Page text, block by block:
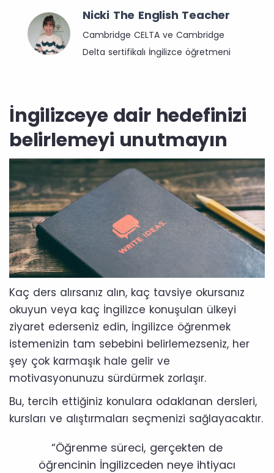
Nicki The English Teacher
Cambridge CELTA ve Cambridge
Delta sertifikalı İngilizce öğretmeni
İngilizceye dair hedefinizi
belirlemeyi unutmayın
Kaç ders alırsanız alın, kaç tavsiye okursanız
okuyun veya kaç İngilizce konuşulan ülkeyi
ziyaret ederseniz edin, İngilizce öğrenmek
istemenizin tam sebebini belirlemezseniz, her
şey çok karmaşık hale gelir ve
motivasyonunuzu sürdürmek zorlaşır.
Bu, tercih ettiğiniz konulara odaklanan dersleri,
kursları ve alıştırmaları seçmenizi sağlayacaktır.
“Öğrenme süreci, gerçekten de
öğrencinin İngilizceden neye ihtiyacı